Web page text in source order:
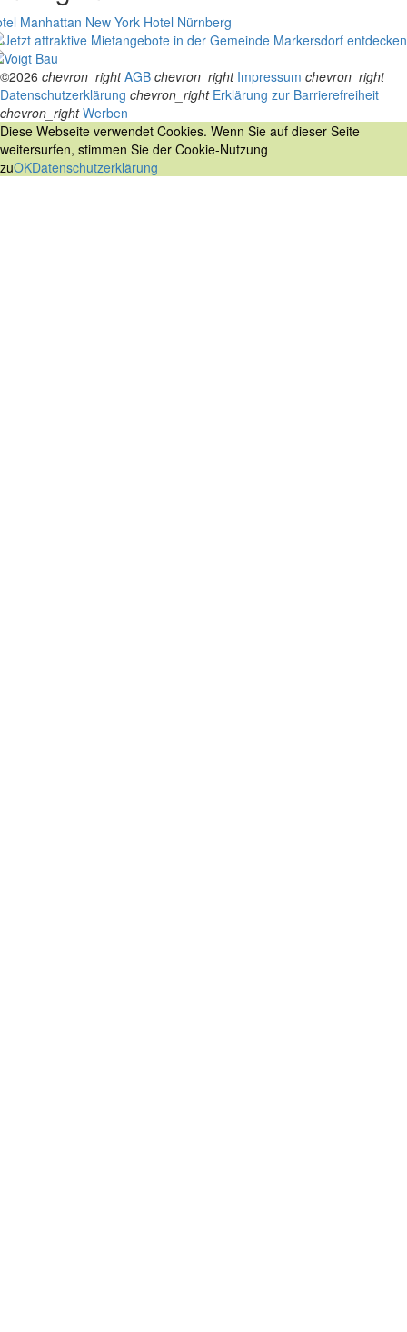
Manhattan New York Hotel Nürnberg
©2026 chevron_right AGB chevron_right Impressum chevron_right
Datenschutzerklärung chevron_right Erklärung zur Barrierefreiheit
chevron_right Werben
Diese Webseite verwendet Cookies. Wenn Sie auf dieser Seite
weitersurfen, stimmen Sie der Cookie-Nutzung
zuOKDatenschutzerklärung